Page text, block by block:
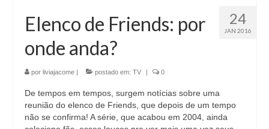
24
JAN 2016
Elenco de Friends: por
onde anda?
por liviajacome | postado em: TV | 0
De tempos em tempos, surgem notícias sobre uma
reunião do elenco de Friends, que depois de um tempo
não se confirma! A série, que acabou em 2004, ainda